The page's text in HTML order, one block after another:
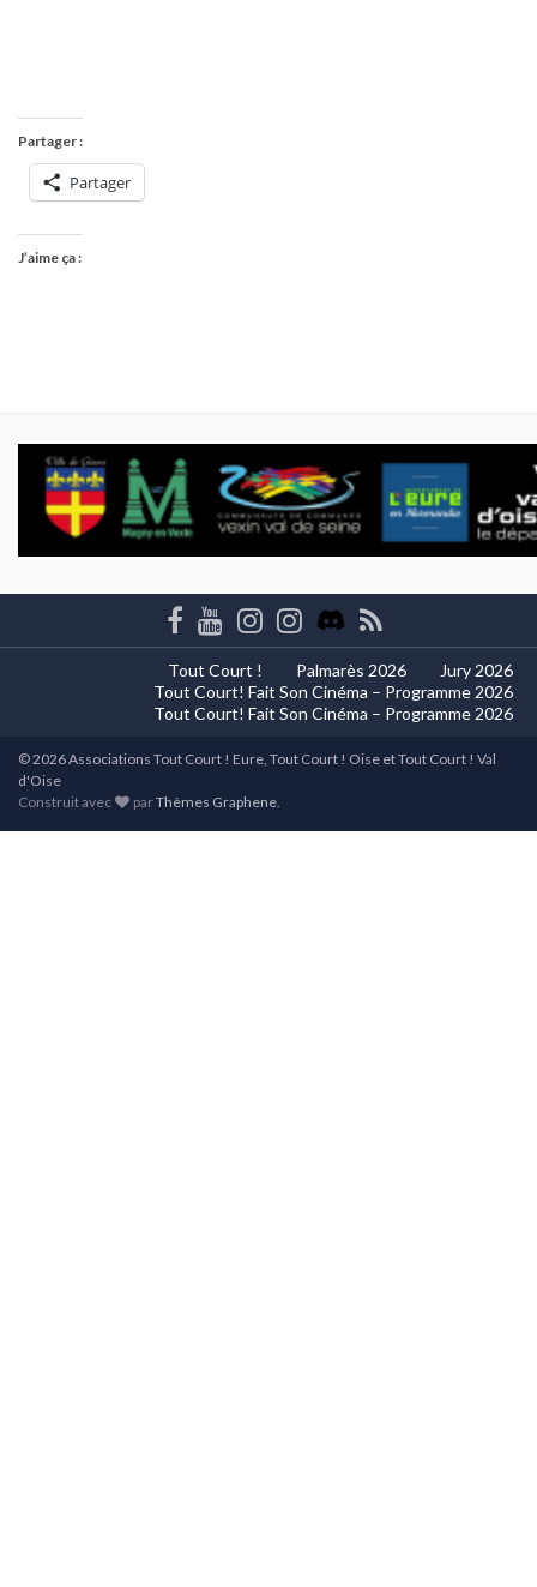
Partager :
Partager
J’aime ça :
Tout Court ! Palmarès 2026
Jury 2026
Tout Court! Fait Son Cinéma – Programme 2026
Tout Court! Fait Son Cinéma – Programme 2026
© 2026 Associations Tout Court ! Eure, Tout Court ! Oise et Tout Court ! Val
d'Oise
Construit avec
parThèmes Graphene